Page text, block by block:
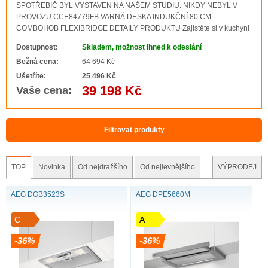
Abyste se v kuchyni mohli soustředit pouze na vaření,
náš výkonný odsavač par. Prostředí ve vaší kuchyni
neustále svěží a příjemné, aniž byste se museli
SPOTŘEBIČ BYL VYSTAVEN NA NAŠEM STUDIU. NIKDY NEBYL V
PROVOZU CCE84779FB VARNÁ DESKA INDUKČNÍ 80 CM
COMBOHOB FLEXIBRIDGE DETAILY PRODUKTU Zajistěte si v kuchyni
indukční varnou desku s integrovaným výkonným odsavačem par. N..
Dostupnost:
Skladem, možnost ihned k odeslání
Bežná cena:
64 694 Kč
Ušetříte:
25 496 Kč
Vaše cena: 39 198 Kč
Filtrovat produkty
TOP Novinka Od nejdražšího Od nejlevnějšího VÝPRODEJ
AEG DGB3523S
C
-36%
AEG DPE5660M
A
-36%